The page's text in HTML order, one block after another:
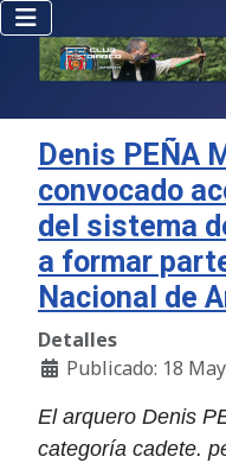
Denis PEÑA
convocado
del sistema
a formar
Nacional de
Detalles
Publicado: 18
El arquero Denis
categoría cadete.